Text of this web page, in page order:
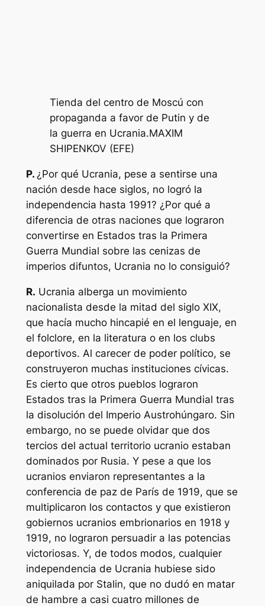
Tienda del centro de Moscú con
propaganda a favor de Putin y de
la guerra en Ucrania.MAXIM
SHIPENKOV (EFE)
P. ¿Por qué Ucrania, pese a sentirse una
nación desde hace siglos, no logró la
independencia hasta 1991? ¿Por qué a
diferencia de otras naciones que lograron
convertirse en Estados tras la Primera
Guerra Mundial sobre las cenizas de
imperios difuntos, Ucrania no lo consiguió?
R. Ucrania alberga un movimiento
nacionalista desde la mitad del siglo XIX,
que hacía mucho hincapié en el lenguaje, en
el folclore, en la literatura o en los clubs
deportivos. Al carecer de poder político, se
construyeron muchas instituciones cívicas.
Es cierto que otros pueblos lograron
Estados tras la Primera Guerra Mundial tras
la disolución del Imperio Austrohúngaro. Sin
embargo, no se puede olvidar que dos
tercios del actual territorio ucranio estaban
dominados por Rusia. Y pese a que los
ucranios enviaron representantes a la
conferencia de paz de París de 1919, que se
multiplicaron los contactos y que existieron
gobiernos ucranios embrionarios en 1918 y
1919, no lograron persuadir a las potencias
victoriosas. Y, de todos modos, cualquier
independencia de Ucrania hubiese sido
aniquilada por Stalin, que no dudó en matar
de hambre a casi cuatro millones de